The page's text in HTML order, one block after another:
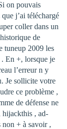
on pouvais
j’ai téléchargé
coller dans un
de
tuneup 2009 les
. En +, lorsque je
l’erreur n y
Je sollicite votre
ce problème ,
de défense ne
hijackthis , ad-
+ à savoir ,